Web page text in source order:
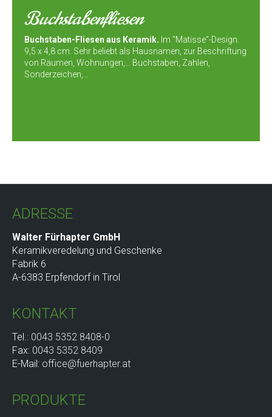
Buchstabenfliesen
Buchstaben-Fliesen aus Keramik. Im "Matisse"-Design.
9,5 x 4,8 cm. Sehr beliebt als Hausnamen, zur Beschriftung
von Räumen, Wohnungen,... Buchstaben, Zahlen,
Sonderzeichen,...
ADRESSE
Walter Fürhapter GmbH
Keramikveredelung und Geschenke
Fabrik 6
A-6383 Erpfendorf in Tirol
KONTAKT
Tel.: 0043 5352 8408-0
Fax: 0043 5352 8409
E-Mail: office@fuerhapter.at
PRODUKTE